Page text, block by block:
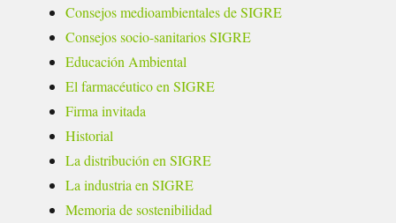
Consejos medioambientales de SIGRE
Consejos socio-sanitarios SIGRE
Educación Ambiental
El farmacéutico en SIGRE
Firma invitada
Historial
La distribución en SIGRE
La industria en SIGRE
Memoria de sostenibilidad